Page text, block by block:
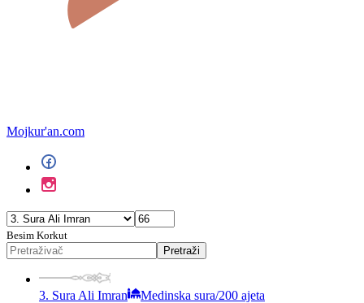
Mojkur'an.com
Besim Korkut
Pretraži
3. Sura Ali Imran Medinska sura/200 ajeta